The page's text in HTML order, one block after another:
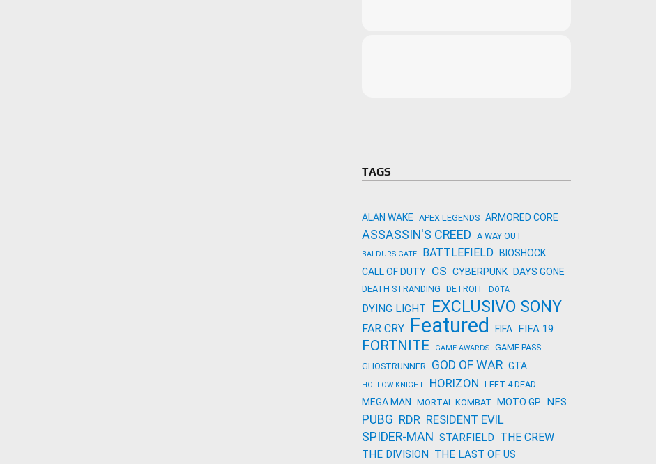
TAGS
ALAN WAKE APEX LEGENDS ARMORED CORE
ASSASSIN'S CREED A WAY OUT
BALDURS GATE BATTLEFIELD
BIOSHOCK
CALL OF DUTY CS CYBERPUNK DAYS GONE
DEATH STRANDING DETROIT DOTA
DYING LIGHT EXCLUSIVO SONY
FAR CRY Featured FIFA FIFA 19
FORTNITE GAME AWARDS
GAME PASS
GHOSTRUNNER GOD OF WAR GTA
HOLLOW KNIGHT HORIZON LEFT 4 DEAD
MEGA MAN MORTAL KOMBAT MOTO GP NFS
PUBG RDR RESIDENT EVIL
SPIDER-MAN STARFIELD THE CREW
THE DIVISION THE LAST OF US